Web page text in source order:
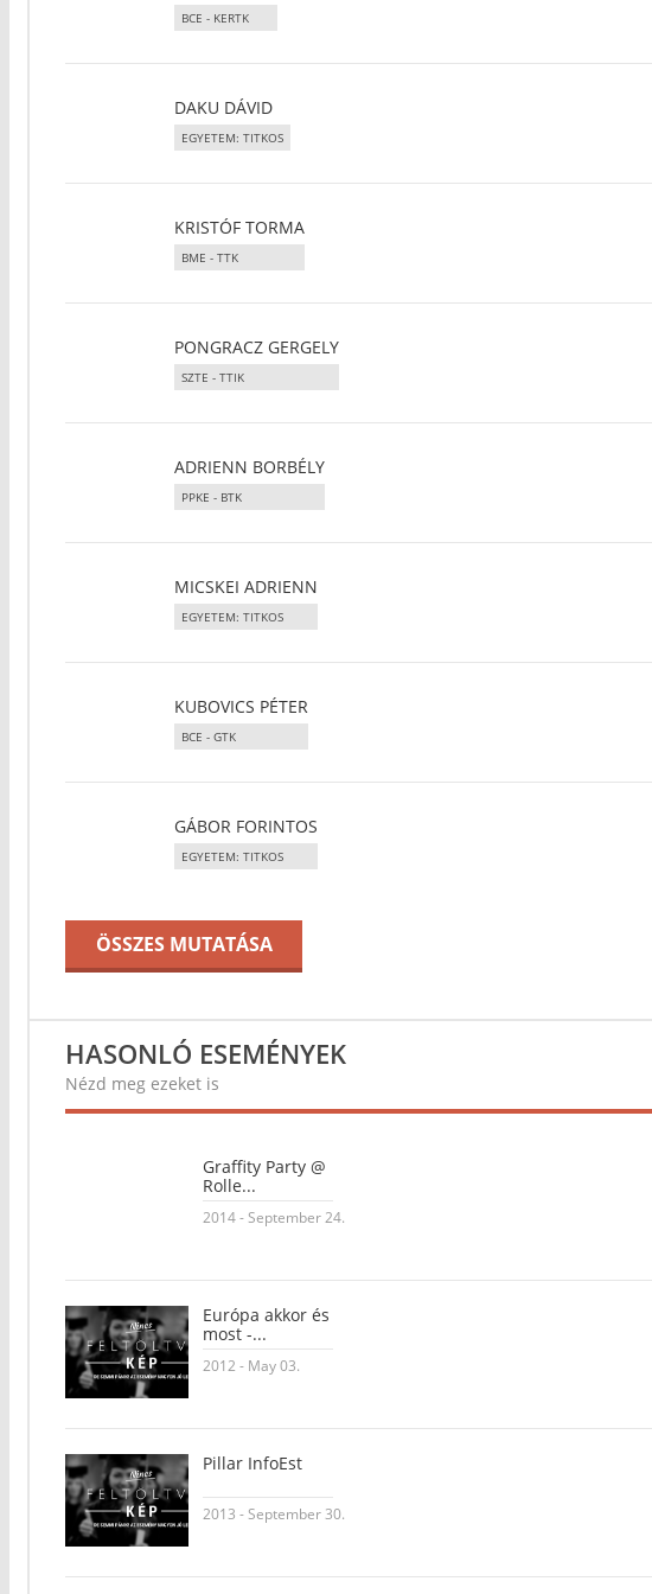
BCE - KERTK
DAKU DÁVID
EGYETEM: TITKOS
KRISTÓF TORMA
BME - TTK
PONGRACZ GERGELY
SZTE - TTIK
ADRIENN BORBÉLY
PPKE - BTK
MICSKEI ADRIENN
EGYETEM: TITKOS
KUBOVICS PÉTER
BCE - GTK
GÁBOR FORINTOS
EGYETEM: TITKOS
ÖSSZES MUTATÁSA
HASONLÓ ESEMÉNYEK
Nézd meg ezeket is
Graffity Party @
Rolle...
2014 - September 24.
Európa akkor és
most -...
2012 - May 03.
Pillar InfoEst
2013 - September 30.